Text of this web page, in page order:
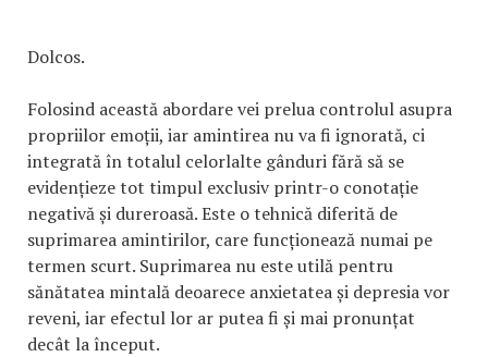
Dolcos.
Folosind această abordare vei prelua controlul asupra
propriilor emoții, iar amintirea nu va fi ignorată, ci
integrată în totalul celorlalte gânduri fără să se
evidențieze tot timpul exclusiv printr-o conotație
negativă și dureroasă. Este o tehnică diferită de
suprimarea amintirilor, care funcționează numai pe
termen scurt. Suprimarea nu este utilă pentru
sănătatea mintală deoarece anxietatea și depresia vor
reveni, iar efectul lor ar putea fi și mai pronunțat
decât la început.